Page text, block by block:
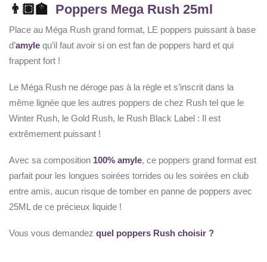
👨🏽‍🏫 Poppers Mega Rush 25ml
Place au Méga Rush grand format, LE poppers puissant à base
d’amyle qu’il faut avoir si on est fan de poppers hard et qui
frappent fort !
Le Méga Rush ne déroge pas à la règle et s’inscrit dans la
même lignée que les autres poppers de chez Rush tel que le
Winter Rush, le Gold Rush, le Rush Black Label : Il est
extrêmement puissant !
Avec sa composition 100% amyle, ce poppers grand format est
parfait pour les longues soirées torrides ou les soirées en club
entre amis, aucun risque de tomber en panne de poppers avec
25ML de ce précieux liquide !
Vous vous demandez quel poppers Rush choisir ?